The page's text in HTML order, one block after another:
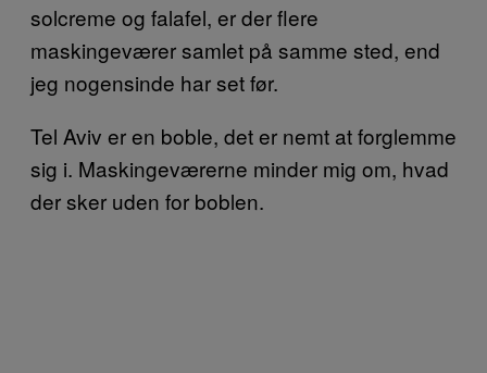
solcreme og falafel, er der flere
maskingeværer samlet på samme sted, end
jeg nogensinde har set før.
Tel Aviv er en boble, det er nemt at forglemme
sig i. Maskingeværerne minder mig om, hvad
der sker uden for boblen.